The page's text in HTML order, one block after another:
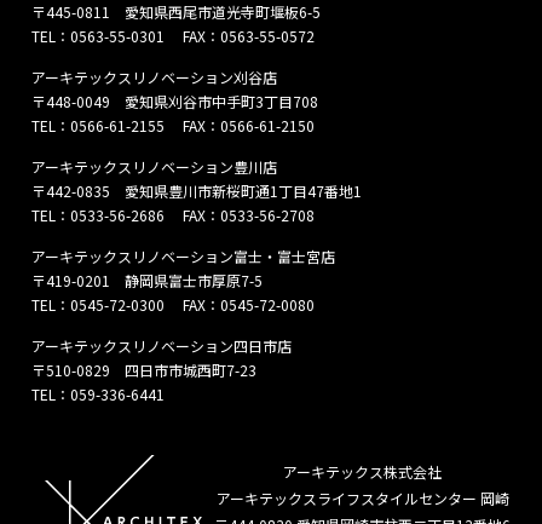
〒445-0811 愛知県西尾市道光寺町堰板6-5
TEL： 0563-55-0301 FAX：0563-55-0572
アーキテックスリノベーション刈谷店
〒448-0049 愛知県刈谷市中手町3丁目708
TEL： 0566-61-2155 FAX：0566-61-2150
アーキテックスリノベーション豊川店
〒442-0835 愛知県豊川市新桜町通1丁目47番地1
TEL： 0533-56-2686 FAX：0533-56-2708
アーキテックスリノベーション富士・富士宮店
〒419-0201 静岡県富士市厚原7-5
TEL： 0545-72-0300 FAX：0545-72-0080
アーキテックスリノベーション四日市店
〒510-0829 四日市市城西町7-23
TEL： 059-336-6441
アーキテックス株式会社
アーキテックスライフスタイルセンター 岡崎